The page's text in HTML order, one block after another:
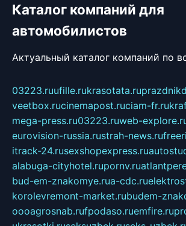
Каталог компаний для
автомобилистов
Актуальный каталог компаний по
03223.ruufille.rukrasotata.ru
veetbox.rucinemapost.ruciam-fr.ru
mega-press.ru03223.ruweb-
eurovision-russia.rustrah-news.ru
itrack-24.rusexshopexpress.ru
alabuga-cityhotel.rupornv.ru
bud-em-znakomye.rua-cdc.ru
korolevremont-market.rubudem-
oooagrosnab.rufpodaso.ruemfire.ru